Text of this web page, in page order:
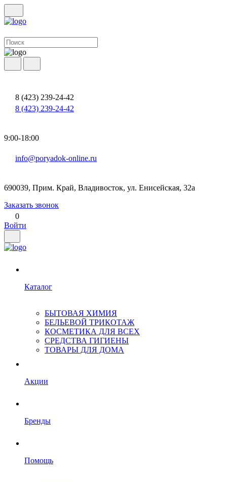
8 (423) 239-24-42
8 (423) 239-24-42
9:00-18:00
info@poryadok-online.ru
690039, Прим. Край, Владивосток, ул. Енисейская, 32а
Заказать звонок
0
Войти
Каталог
БЫТОВАЯ ХИМИЯ
БЕЛЬЕВОЙ ТРИКОТАЖ
КОСМЕТИКА ДЛЯ ВСЕХ
СРЕДСТВА ГИГИЕНЫ
ТОВАРЫ ДЛЯ ДОМА
Акции
Бренды
Помощь